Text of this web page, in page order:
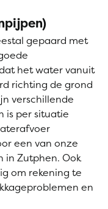
gepaard met
het water vanuit
richting de grond
verschillende
is per situatie
een van onze
in Zutphen. Ook
om rekening te
en